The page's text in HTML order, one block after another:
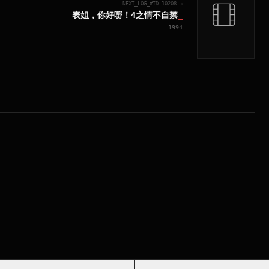
NEXT_LOG_#ID. 10208 →
表姐，你好嘢！4之情不自禁
1994